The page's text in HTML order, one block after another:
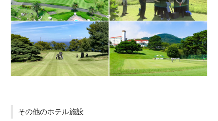
その他のホテル施設